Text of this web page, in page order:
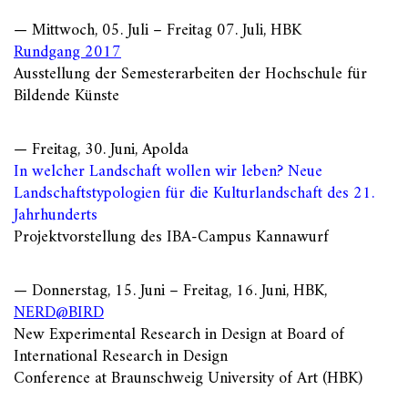
— Mittwoch, 05. Juli – Freitag 07. Juli, HBK
Rundgang 2017
Ausstellung der Semesterarbeiten der Hochschule für
Bildende Künste
— Freitag, 30. Juni, Apolda
In welcher Landschaft wollen wir leben? Neue
Landschaftstypologien für die Kulturlandschaft des 21.
Jahrhunderts
Projektvorstellung des IBA-Campus Kannawurf
— Donnerstag, 15. Juni – Freitag, 16. Juni, HBK,
NERD@BIRD
New Experimental Research in Design at Board of
International Research in Design
Conference at Braunschweig University of Art (HBK)